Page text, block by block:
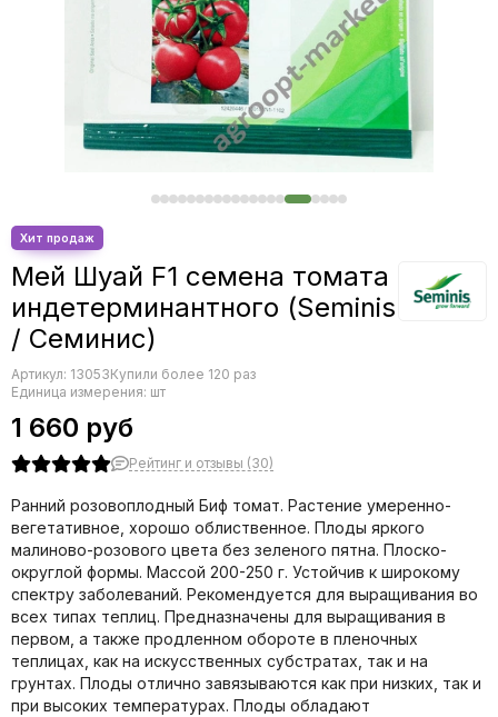
Сельдерей
Земляника
Микрозелень - семена для проращивания
Фасоль
Фенхель
Мей Шуай F1 семена томата
индетерминантного (Seminis
/ Семинис)
Артикул: 13053Купили более 120 раз
Единица измерения: шт
1 660 руб
Рейтинг и отзывы (30)
Ранний розовоплодный Биф томат. Растение умеренно-
вегетативное, хорошо облиственное. Плоды яркого
малиново-розового цвета без зеленого пятна. Плоско-
округлой формы. Массой 200-250 г. Устойчив к широкому
спектру заболеваний. Рекомендуется для выращивания во
всех типах теплиц. Предназначены для выращивания в
первом, а также продленном обороте в пленочных
теплицах, как на искусственных субстратах, так и на
грунтах. Плоды отлично завязываются как при низких, так и
при высоких температурах. Плоды обладают